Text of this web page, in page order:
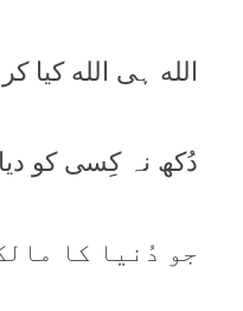
الله ہی الله کيا
دُکھ نہ کِسی کو
جو دُنيا کا